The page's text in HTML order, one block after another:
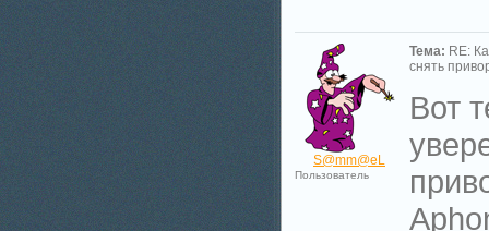
S@mm@eL
Пользователь
Тема: RE:
снять
Вот